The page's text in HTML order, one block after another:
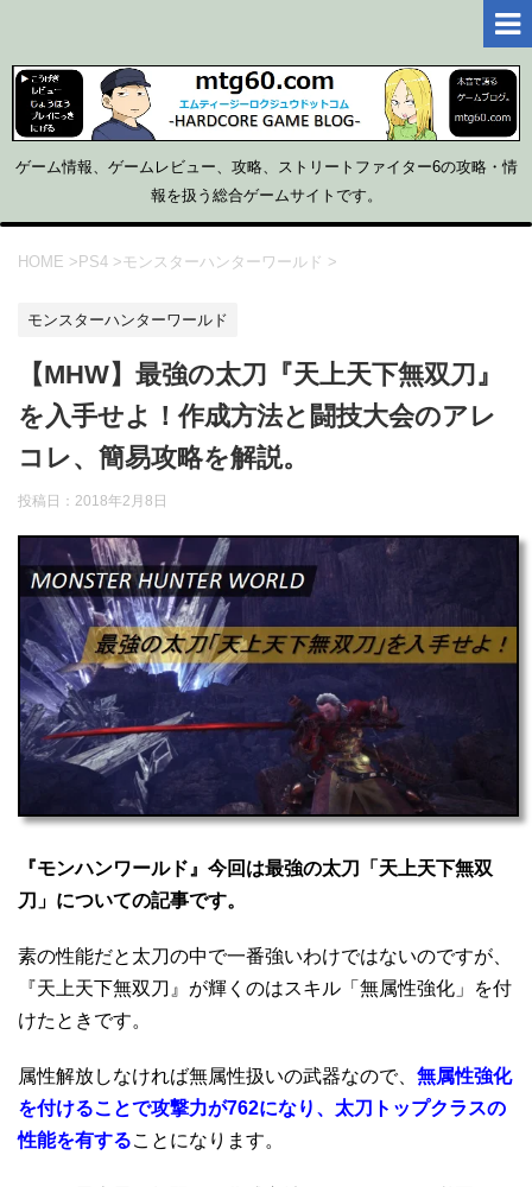
ゲーム情報、ゲームレビュー、攻略、ストリートファイター6の攻略・情
報を扱う総合ゲームサイトです。
HOME >PS4 >モンスターハンターワールド >
モンスターハンターワールド
【MHW】最強の太刀『天上天下無双刀』
を入手せよ！作成方法と闘技大会のアレ
コレ、簡易攻略を解説。
投稿日：2018年2月8日
『モンハンワールド』今回は最強の太刀「天上天下無双
刀」についての記事です。
素の性能だと太刀の中で一番強いわけではないのですが、
『天上天下無双刀』が輝くのはスキル「無属性強化」を付
けたときです。
属性解放しなければ無属性扱いの武器なので、 無属性強化
を付けることで攻撃力が762になり、太刀トップクラスの
性能を有することになります。